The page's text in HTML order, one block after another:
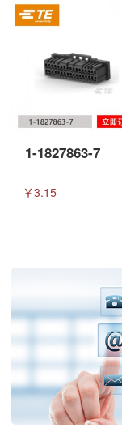
1-1827863-7
￥3.15